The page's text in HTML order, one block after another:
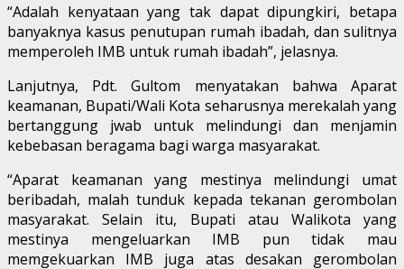
“Adalah kenyataan yang tak dapat dipungkiri, betapa
banyaknya kasus penutupan rumah ibadah, dan sulitnya
memperoleh IMB untuk rumah ibadah”, jelasnya.
Lanjutnya, Pdt. Gultom menyatakan bahwa Aparat
keamanan, Bupati/Wali Kota seharusnya merekalah yang
bertanggung jwab untuk melindungi dan menjamin
kebebasan beragama bagi warga masyarakat.
“Aparat keamanan yang mestinya melindungi umat
beribadah, malah tunduk kepada tekanan gerombolan
masyarakat. Selain itu, Bupati atau Walikota yang
mestinya mengeluarkan IMB pun tidak mau
memgekuarkan IMB juga atas desakan gerombolan